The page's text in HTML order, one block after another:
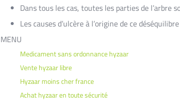
Dans tous les cas, toutes les parties de l’arbre
Les causes d’ulcère à l’origine de ce
MENU
Medicament sans ordonnance hyzaar
Vente hyzaar libre
Hyzaar moins cher france
Achat hyzaar en toute sécurité